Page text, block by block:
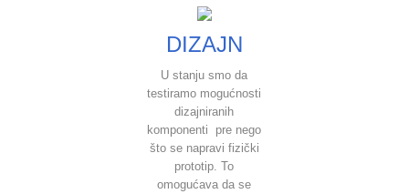
DIZAJN
U stanju smo da
testiramo mogućnosti
dizajniranih
komponenti pre nego
što se napravi fizički
prototip. To
omogućava da se